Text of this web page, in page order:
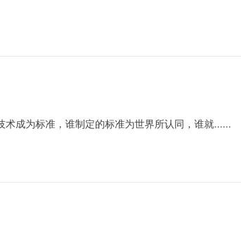
成为标准，谁制定的标准为世界所认同，谁就......